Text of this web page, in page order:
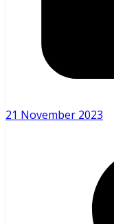
21 November 2023